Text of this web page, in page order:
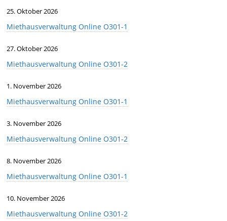
25. Oktober 2026
Miethausverwaltung Online O301-1
27. Oktober 2026
Miethausverwaltung Online O301-2
1. November 2026
Miethausverwaltung Online O301-1
3. November 2026
Miethausverwaltung Online O301-2
8. November 2026
Miethausverwaltung Online O301-1
10. November 2026
Miethausverwaltung Online O301-2